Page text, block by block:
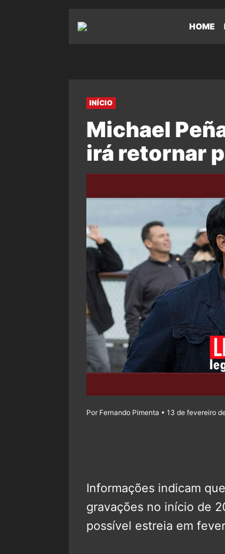
HOME
INÍCIO
Michael
irá retornar
Por Fernando Pimenta • 13 de fevereiro
Informações indicam que
gravações no início de
possível estreia em